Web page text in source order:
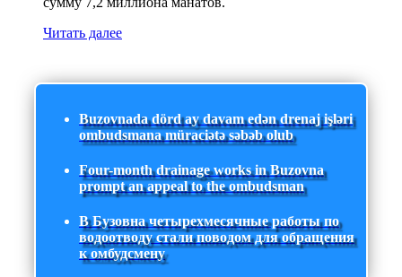
Читать далее
Buzovnada dörd ay davam edən drenaj işləri
ombudsmana müraciətə səbəb olub
Four-month drainage works in Buzovna
prompt an appeal to the ombudsman
В Бузовна четырехмесячные работы по
водоотводу стали поводом для обращения
к омбудсмену